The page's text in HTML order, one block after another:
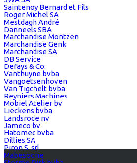
Saintenoy Bernard et Fils
Roger Michel SA
Mestdagh André
Danneels SBA
Marchandise Montzen
Marchandise Genk
Marchandise SA
DB Service
Defays & Co.
Vanthuyne bvba
Vangoetsenhoven
Van Tigchelt bvba
Reyniers Machines
Mobiel Atelier bv
Lieckens bvba
Landsrode nv
Jameco bv
Hatomec bvba
Dillies SA
Piron S. srl
Mabesoone